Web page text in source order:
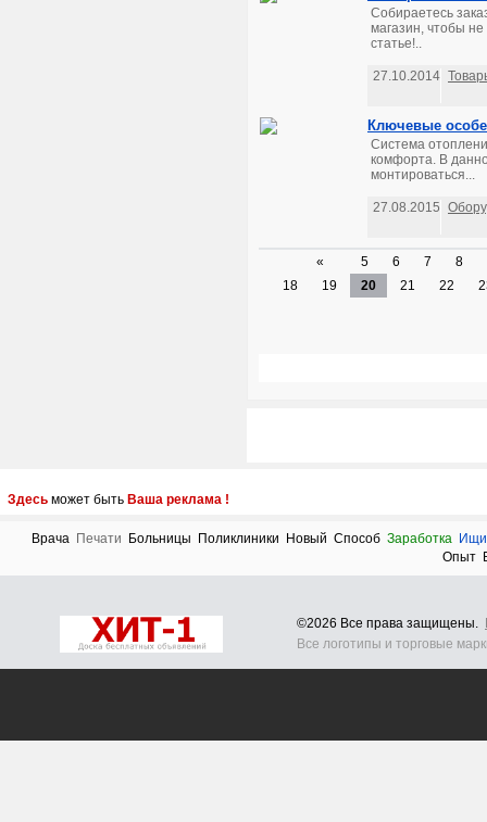
Собираетесь
магазин, чтобы
статье!..
27.10.2014
Ключевые
Система
комфорта. В
монтироваться...
27.08.2015
« 5 6 7
8
18
19 20 21 22
Здесь может быть Ваша реклама !
Врача Печати Больницы Поликлиники Новый Способ Заработка
Опыт
©2026 Все права защищены.
Все логотипы и торговые